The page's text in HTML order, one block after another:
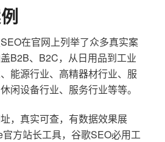
在官网上列举了众多真实案
B2B、B2C，从日用品到工业
能源行业、高精器材行业、服
闲设备行业、服务行业等等。
，真实可查，有数据效果展
方站长工具，谷歌SEO必用工